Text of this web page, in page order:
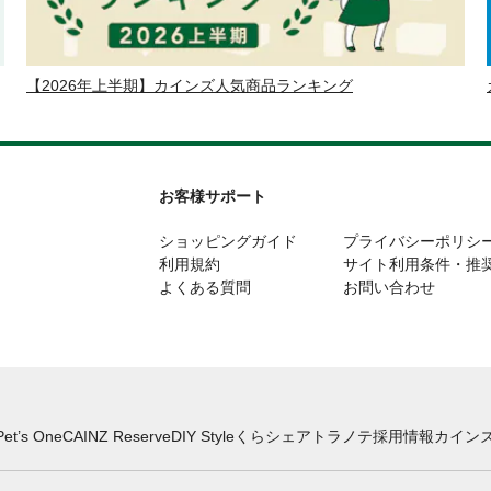
【2026年上半期】カインズ人気商品ランキング
お客様サポート
ショッピングガイド
利用規約
よくある質問
プライバシーポリシ
サイト利用条件・推
お問い合わせ
OneCAINZ ReserveDIY Styleくらシェア トラノテ採用情報カイン